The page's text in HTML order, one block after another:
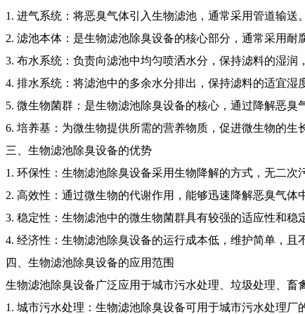
1. 进气系统：将恶臭气体引入生物滤池，通常采用管道输送。
2. 滤池本体：是生物滤池除臭设备的核心部分，通常采用耐
3. 布水系统：负责向滤池中均匀喷洒水分，保持滤料的湿润
4. 排水系统：将滤池中的多余水分排出，保持滤料的适宜湿
5. 微生物菌群：是生物滤池除臭设备的核心，通过降解恶臭
6. 培养基：为微生物提供所需的营养物质，促进微生物的生
三、生物滤池除臭设备的优势
1. 环保性：生物滤池除臭设备采用生物降解的方式，无二次
2. 高效性：通过微生物的代谢作用，能够迅速降解恶臭气体
3. 稳定性：生物滤池中的微生物菌群具有较强的适应性和稳
4. 经济性：生物滤池除臭设备的运行成本低，维护简单，且
四、生物滤池除臭设备的应用范围
生物滤池除臭设备广泛应用于城市污水处理、垃圾处理、畜
1. 城市污水处理：生物滤池除臭设备可用于城市污水处理厂